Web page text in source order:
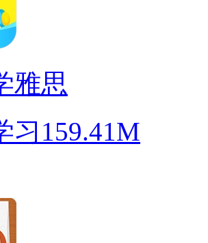
雅思
习 159.41M